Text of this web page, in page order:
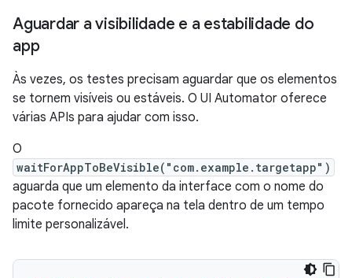
Aguardar a visibilidade e a estabilidade do
app
Às vezes, os testes precisam aguardar que os elementos
se tornem visíveis ou estáveis. O UI Automator oferece
várias APIs para ajudar com isso.
O
waitForAppToBeVisible("com.example.targetapp")
aguarda que um elemento da interface com o nome do
pacote fornecido apareça na tela dentro de um tempo
limite personalizável.